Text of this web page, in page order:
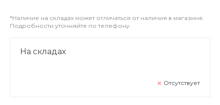
*Наличие на складах может отличаться от наличия в магазине.
Подробности уточняйте по телефону.
На складах
Отсутствует